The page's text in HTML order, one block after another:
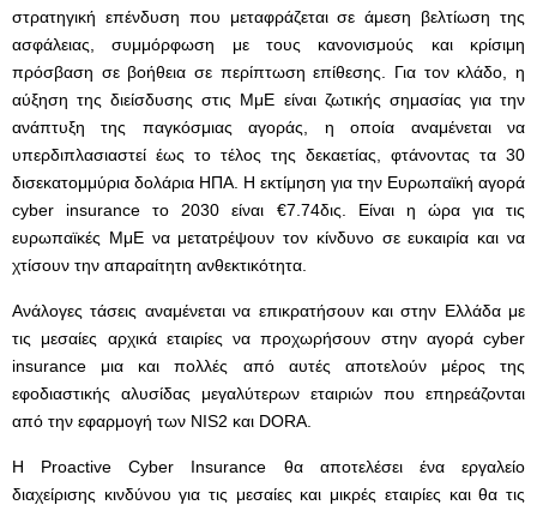
στρατηγική επένδυση που μεταφράζεται σε άμεση βελτίωση της
ασφάλειας, συμμόρφωση με τους κανονισμούς και κρίσιμη
πρόσβαση σε βοήθεια σε περίπτωση επίθεσης. Για τον κλάδο, η
αύξηση της διείσδυσης στις ΜμΕ είναι ζωτικής σημασίας για την
ανάπτυξη της παγκόσμιας αγοράς, η οποία αναμένεται να
υπερδιπλασιαστεί έως το τέλος της δεκαετίας, φτάνοντας τα 30
δισεκατομμύρια δολάρια ΗΠΑ. H εκτίμηση για την Ευρωπαϊκή αγορά
cyber insurance το 2030 είναι €7.74δις. Είναι η ώρα για τις
ευρωπαϊκές ΜμΕ να μετατρέψουν τον κίνδυνο σε ευκαιρία και να
χτίσουν την απαραίτητη ανθεκτικότητα.
Ανάλογες τάσεις αναμένεται να επικρατήσουν και στην Ελλάδα με
τις μεσαίες αρχικά εταιρίες να προχωρήσουν στην αγορά cyber
insurance μια και πολλές από αυτές αποτελούν μέρος της
εφοδιαστικής αλυσίδας μεγαλύτερων εταιριών που επηρεάζονται
από την εφαρμογή των NIS2 και DORA.
Η Proactive Cyber Insurance θα αποτελέσει ένα εργαλείο
διαχείρισης κινδύνου για τις μεσαίες και μικρές εταιρίες και θα τις